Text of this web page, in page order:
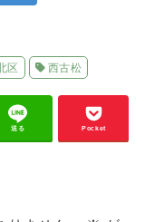
区 西古松
送る Pocket